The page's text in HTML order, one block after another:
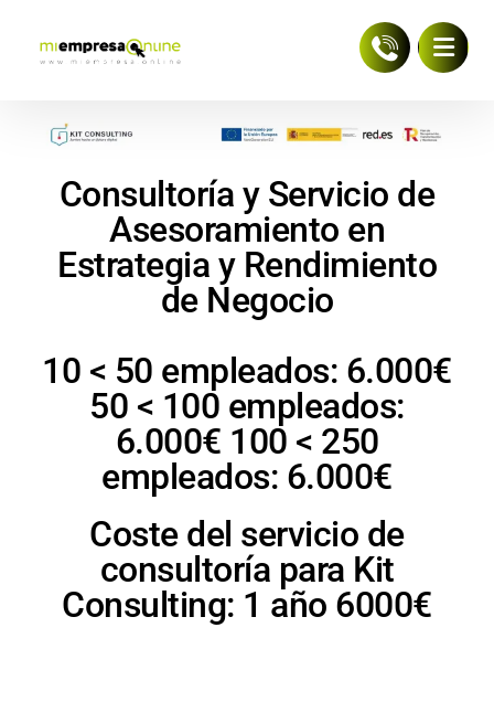
Consultoría y Servicio de
Asesoramiento en
Estrategia y Rendimiento
de Negocio
10 < 50 empleados: 6.000€
50 < 100 empleados:
6.000€ 100 < 250
empleados: 6.000€
Coste del servicio de
consultoría para Kit
Consulting: 1 año 6000€